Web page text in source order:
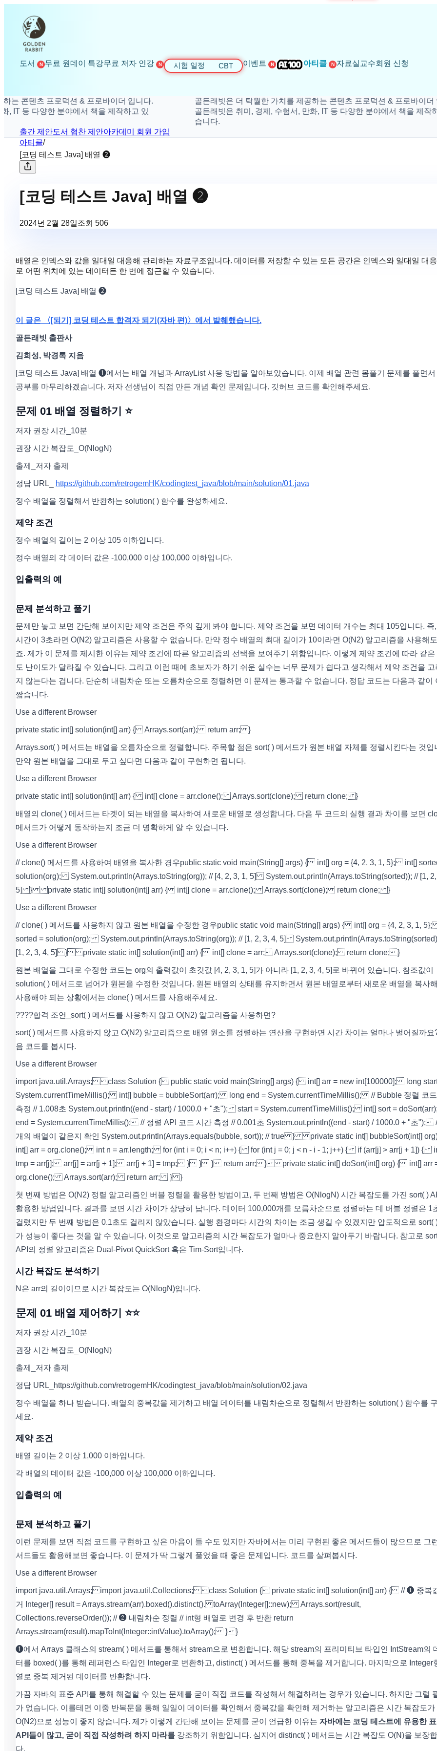
도서 N 무료 원데이 특강무료 저자 인강 N 시험 일정 CBT 이벤트 N 아티클 N 자료실 교수회원 신청
텐츠 프로덕션 & 프로바이더 입니다.
다양한 분야에서 책을 제작하고 있
골든래빗은 더 탁월한 가치를 제공하는 콘텐츠 프로덕션 & 프로바이더 입니
골든래빗은 취미, 경제, 수험서, 만화, IT 등 다양한 분야에서 책을 제작하고 있
습니다.
출간 제안도서 협찬 제안아카데미 회원 가입
아티클/
[코딩 테스트 Java] 배열 ❷
[코딩 테스트 Java] 배열 ❷
2024년 2월 28일조회 506
배열은 인덱스와 값을 일대일 대응해 관리하는 자료구조입니다. 데이터를 저장할 수 있는 모든 공간은 인덱스와 일대일 대
로 어떤 위치에 있는 데이터든 한 번에 접근할 수 있습니다.
[코딩 테스트 Java] 배열 ❷
이 글은 〈[되기] 코딩 테스트 합격자 되기(자바 편)〉에서 발췌했습니다.
골든래빗 출판사
김희성, 박경록 지음
[코딩 테스트 Java] 배열 ❶에서는 배열 개념과 ArrayList 사용 방법을 알아보았습니다. 이제 배열 관련 몸풀기 문제를 풀면
공부를 마무리하겠습니다. 저자 선생님이 직접 만든 개념 확인 문제입니다. 깃허브 코드를 확인해주세요.
문제 01 배열 정렬하기 ⭐️
저자 권장 시간_10분
권장 시간 복잡도_O(NlogN)
출제_저자 출제
정답 URL_ https://github.com/retrogemHK/codingtest_java/blob/main/solution/01.java
정수 배열을 정렬해서 반환하는 solution( ) 함수를 완성하세요.
제약 조건
정수 배열의 길이는 2 이상 105 이하입니다.
정수 배열의 각 데이터 값은 -100,000 이상 100,000 이하입니다.
입출력의 예
문제 분석하고 풀기
문제만 놓고 보면 간단해 보이지만 제약 조건은 주의 깊게 봐야 합니다. 제약 조건을 보면 데이터 개수는 최대 105입니다. 즉
시간이 3초라면 O(N2) 알고리즘은 사용할 수 없습니다. 만약 정수 배열의 최대 길이가 10이라면 O(N2) 알고리즘을 사용해
죠. 제가 이 문제를 제시한 이유는 제약 조건에 따른 알고리즘의 선택을 보여주기 위함입니다. 이렇게 제약 조건에 따라 같은
도 난이도가 달라질 수 있습니다. 그리고 이런 때에 초보자가 하기 쉬운 실수는 너무 문제가 쉽다고 생각해서 제약 조건을 고
지 않는다는 겁니다. 단순히 내림차순 또는 오름차순으로 정렬하면 이 문제는 통과할 수 없습니다. 정답 코드는 다음과 같이
짧습니다.
Use a different Browser
private static int[] solution(int[] arr) { Arrays.sort(arr); return arr; }
Arrays.sort( ) 메서드는 배열을 오름차순으로 정렬합니다. 주목할 점은 sort( ) 메서드가 원본 배열 자체를 정렬시킨다는 것입
만약 원본 배열을 그대로 두고 싶다면 다음과 같이 구현하면 됩니다.
Use a different Browser
private static int[] solution(int[] arr) { int[] clone = arr.clone(); Arrays.sort(clone); return clone; }
배열의 clone( ) 메서드는 타겟이 되는 배열을 복사하여 새로운 배열로 생성합니다. 다음 두 코드의 실행 결과 차이를 보면
메서드가 어떻게 동작하는지 조금 더 명확하게 알 수 있습니다.
Use a different Browser
// clone() 메서드를 사용하여 배열을 복사한 경우 public static void main(String[] args) { int[] org = {4, 2, 3, 1, 5}; int[]
solution(org); System.out.println(Arrays.toString(org)); // [4, 2, 3, 1, 5] System.out.println(Arrays.toString(sorted)); // [1,
5] } private static int[] solution(int[] arr) { int[] clone = arr.clone(); Arrays.sort(clone); return clone; }
Use a different Browser
// clone( ) 메서드를 사용하지 않고 원본 배열을 수정한 경우 public static void main(String[] args) { int[] org = {4, 2, 3, 1,
sorted = solution(org); System.out.println(Arrays.toString(org)); // [1, 2, 3, 4, 5]
[1, 2, 3, 4, 5] } private static int[] solution(int[] arr) { int[] clone = arr; Arrays.sort(clone); return clone; }
원본 배열을 그대로 수정한 코드는 org의 출력값이 초깃값 [4, 2, 3, 1, 5]가 아니라 [1, 2, 3, 4, 5]로 바뀌어 있습니다. 참조값이
solution( ) 메서드로 넘어가 원본을 수정한 것입니다. 원본 배열의 상태를 유지하면서 원본 배열로부터 새로운 배열을 복사
사용해야 되는 상황에서는 clone( ) 메서드를 사용해주세요.
????합격 조언_sort( ) 메서드를 사용하지 않고 O(N2) 알고리즘을 사용하면?
sort( ) 메서드를 사용하지 않고 O(N2) 알고리즘으로 배열 원소를 정렬하는 연산을 구현하면 시간 차이는 얼마나 벌어질까요
음 코드를 봅시다.
Use a different Browser
import java.util.Arrays; class Solution { public static void main(String[] args) { int[] arr = new int[100000]; long
System.currentTimeMillis(); int[] bubble = bubbleSort(arr); long end = System.currentTimeMillis(); // Bubble 정렬 코
측정 // 1.008초 System.out.println((end - start) / 1000.0 + "초"); start = System.currentTimeMillis(); int[] sort =
end = System.currentTimeMillis(); // 정렬 API 코드 시간 측정 // 0.001초 System.out.println((end - start) / 1000.0 + "초");
개의 배열이 같은지 확인 System.out.println(Arrays.equals(bubble, sort)); // true } private static int[] bubbleSort(int[]
int[] arr = org.clone(); int n = arr.length; for (int i = 0; i < n; i++) { for (int j = 0; j < n - i - 1; j++) { if (arr[j] > arr[j + 1]) {
tmp = arr[j]; arr[j] = arr[j + 1]; arr[j + 1] = tmp; } } } return arr; } private static int[] doSort(int[] org) { int[] arr
org.clone(); Arrays.sort(arr); return arr; } }
첫 번째 방법은 O(N2) 정렬 알고리즘인 버블 정렬을 활용한 방법이고, 두 번째 방법은 O(NlogN) 시간 복잡도를 가진 sort( )
활용한 방법입니다. 결과를 보면 시간 차이가 상당히 납니다. 데이터 100,000개를 오름차순으로 정렬하는 데 버블 정렬은 1
걸렸지만 두 번째 방법은 0.1초도 걸리지 않았습니다. 실행 환경마다 시간의 차이는 조금 생길 수 있겠지만 압도적으로 sort(
가 성능이 좋다는 것을 알 수 있습니다. 이것으로 알고리즘의 시간 복잡도가 얼마나 중요한지 알아두기 바랍니다. 참고로
API의 정렬 알고리즘은 Dual-Pivot QuickSort 혹은 Tim-Sort입니다.
시간 복잡도 분석하기
N은 arr의 길이이므로 시간 복잡도는 O(NlogN)입니다.
문제 01 배열 제어하기 ⭐️⭐️
저자 권장 시간_10분
권장 시간 복잡도_O(NlogN)
출제_저자 출제
정답 URL_https://github.com/retrogemHK/codingtest_java/blob/main/solution/02.java
정수 배열을 하나 받습니다. 배열의 중복값을 제거하고 배열 데이터를 내림차순으로 정렬해서 반환하는 solution( ) 함수를
세요.
제약 조건
배열 길이는 2 이상 1,000 이하입니다.
각 배열의 데이터 값은 -100,000 이상 100,000 이하입니다.
입출력의 예
문제 분석하고 풀기
이런 문제를 보면 직접 코드를 구현하고 싶은 마음이 들 수도 있지만 자바에서는 미리 구현된 좋은 메서드들이 많으므로 그
서드들도 활용해보면 좋습니다. 이 문제가 딱 그렇게 풀었을 때 좋은 문제입니다. 코드를 살펴봅시다.
Use a different Browser
import java.util.Arrays; import java.util.Collections; class Solution { private static int[] solution(int[] arr) { // ❶ 중복
거 Integer[] result = Arrays.stream(arr).boxed().distinct(). toArray(Integer[]::new); Arrays.sort(result,
Collections.reverseOrder()); // ❷ 내림차순 정렬 // int형 배열로 변경 후 반환 return
Arrays.stream(result).mapToInt(Integer::intValue).toArray(); } }
❶에서 Arrays 클래스의 stream( ) 메서드를 통해서 stream으로 변환합니다. 해당 stream의 프리미티브 타입인 IntStream의
터를 boxed( )를 통해 레퍼런스 타입인 Integer로 변환하고, distinct( ) 메서드를 통해 중복을 제거합니다. 마지막으로 Integer
열로 중복 제거된 데이터를 반환합니다.
가끔 자바의 표준 API를 통해 해결할 수 있는 문제를 굳이 직접 코드를 작성해서 해결하려는 경우가 있습니다. 하지만 그럴
가 없습니다. 이를테면 이중 반복문을 통해 일일이 데이터를 확인해서 중복값을 확인해 제거하는 알고리즘은 시간 복잡도가
O(N2)으로 성능이 좋지 않습니다. 제가 이렇게 간단해 보이는 문제를 굳이 언급한 이유는 자바에는 코딩 테스트에 유용한
API들이 많고, 굳이 직접 작성하려 하지 마라를 강조하기 위함입니다. 심지어 distinct( ) 메서드는 시간 복잡도 O(N)을 보장
다.